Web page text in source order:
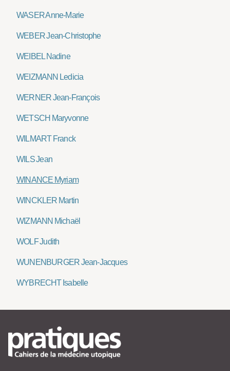
WASER Anne-Marie
WEBER Jean-Christophe
WEIBEL Nadine
WEIZMANN Ledicia
WERNER Jean-François
WETSCH Maryvonne
WILMART Franck
WILS Jean
WINANCE Myriam
WINCKLER Martin
WIZMANN Michaël
WOLF Judith
WUNENBURGER Jean-Jacques
WYBRECHT Isabelle